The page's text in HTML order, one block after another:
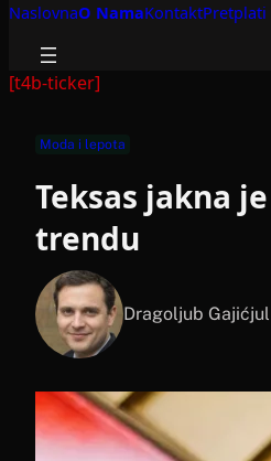
NaslovnaO NamaKontaktPretplati
[t4b-ticker]
Moda i lepota
Teksas jakna
trendu
Dragoljub Gajić